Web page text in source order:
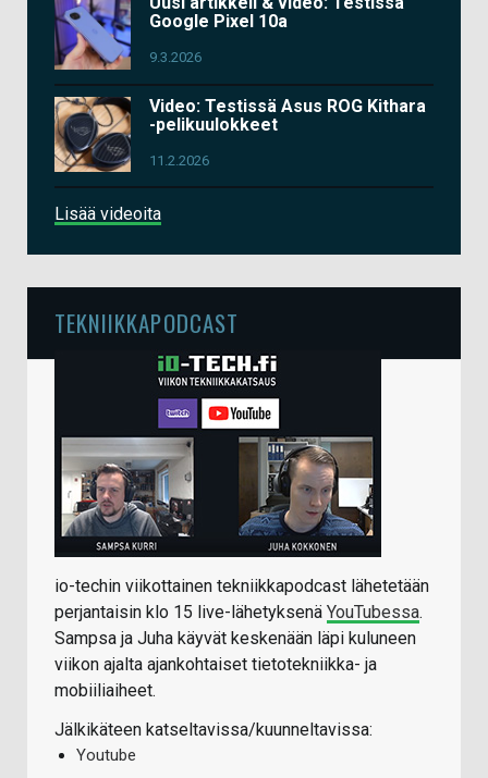
Google Pixel 10a
9.3.2026
Video: Testissä Asus ROG Kithara
-pelikuulokkeet
11.2.2026
Lisää videoita
TEKNIIKKAPODCAST
io-techin viikottainen tekniikkapodcast lähetetään
perjantaisin klo 15 live-lähetyksenä YouTubessa.
Sampsa ja Juha käyvät keskenään läpi kuluneen
viikon ajalta ajankohtaiset tietotekniikka- ja
mobiiliaiheet.
Jälkikäteen katseltavissa/kuunneltavissa:
Youtube